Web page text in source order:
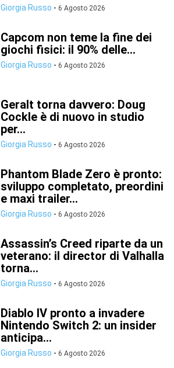
Giorgia Russo - 6 Agosto 2026
Capcom non teme la fine dei
giochi fisici: il 90% delle...
Giorgia Russo - 6 Agosto 2026
Geralt torna davvero: Doug
Cockle è di nuovo in studio
per...
Giorgia Russo - 6 Agosto 2026
Phantom Blade Zero è pronto:
sviluppo completato, preordini
e maxi trailer...
Giorgia Russo - 6 Agosto 2026
Assassin’s Creed riparte da un
veterano: il director di Valhalla
torna...
Giorgia Russo - 6 Agosto 2026
Diablo IV pronto a invadere
Nintendo Switch 2: un insider
anticipa...
Giorgia Russo - 6 Agosto 2026